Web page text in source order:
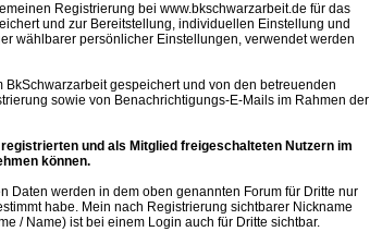
Registrierung bei www.bkschwarzarbeit.de für das
und zur Bereitstellung, individuellen Einstellung und
wählbarer persönlicher Einstellungen, verwendet werden
gespeichert und von den betreuenden
sowie von Benachrichtigungs-E-Mails im Rahmen der
und als Mitglied freigeschalteten Nutzern im
können.
Daten werden in dem oben genannten Forum für Dritte nur
habe. Mein nach Registrierung sichtbarer Nickname
/ Name) ist bei einem Login auch für Dritte sichtbar.